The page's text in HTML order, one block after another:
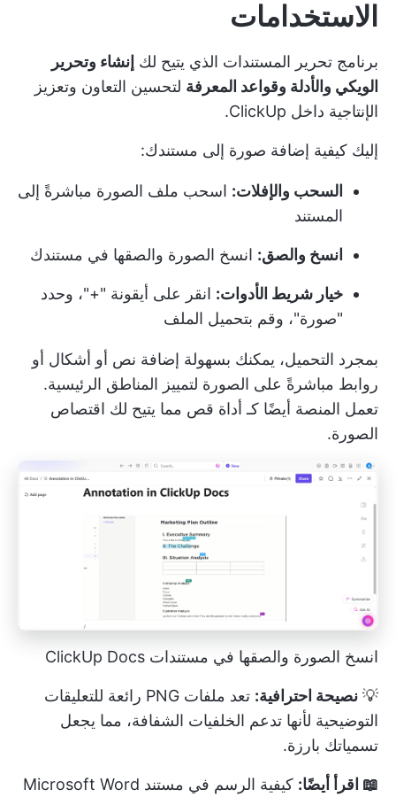
الاستخدامات
برنامج تحرير المستندات الذي يتيح لك إنشاء وتحرير
الويكي والأدلة وقواعد المعرفة لتحسين التعاون وتعزيز
الإنتاجية داخل ClickUp.
إليك كيفية إضافة صورة إلى مستندك:
السحب والإفلات: اسحب ملف الصورة مباشرةً إلى
المستند
انسخ والصق: انسخ الصورة والصقها في مستندك
خيار شريط الأدوات: انقر على أيقونة "+"، وحدد
"صورة"، وقم بتحميل الملف
بمجرد التحميل، يمكنك بسهولة إضافة نص أو أشكال أو
روابط مباشرةً على الصورة لتمييز المناطق الرئيسية.
تعمل المنصة أيضًا كـ أداة قص مما يتيح لك اقتصاص
الصورة.
انسخ الصورة والصقها في مستندات ClickUp Docs
💡 نصيحة احترافية:
تعد ملفات PNG رائعة للتعليقات
التوضيحية لأنها تدعم الخلفيات الشفافة، مما يجعل
تسمياتك بارزة.
📖 اقرأ أيضًا: كيفية الرسم في مستند Microsoft Word